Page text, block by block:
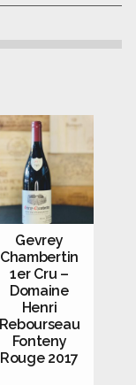
Gevrey
Chambertin
1er Cru –
Domaine
Henri
Rebourseau
Fonteny
Rouge 2017